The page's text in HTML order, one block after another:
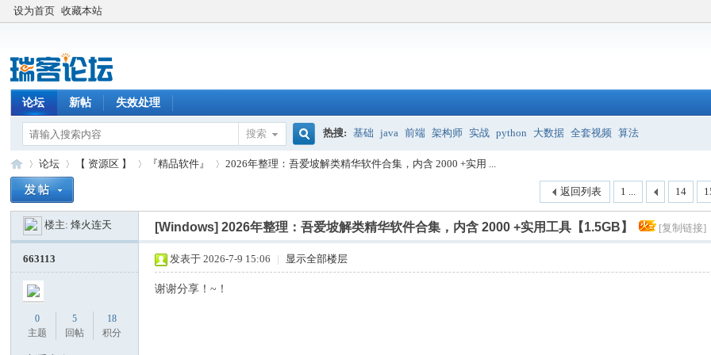
设为首页 收藏本站
论坛 新帖 失效处理
搜索
搜
索
热搜: 基础 java 前端 架构师 实战 python 大数据 全套视频 算法
»
论坛
›
【 资源区 】 『精品软件』
›
2026年整理：吾爱坡解类精华软件合集，内含 2000 +实用 ...
1 ... 14
返回列表
楼主:烽火连天 [Windows]2026年整理：吾爱坡解类精华软件合集，内含 2000 +实用工具【1.5GB】 [复制链接]
663113
0
主题
5
回帖
18
积分
发表于 2026-7-9 15:06 | 显示全部楼层
谢谢分享！~！